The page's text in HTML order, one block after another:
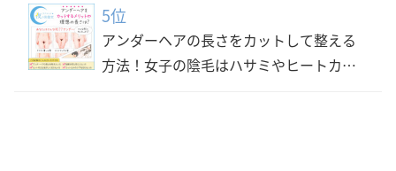
5位
アンダーヘアの長さをカットして整える
方法！女子の陰毛はハサミやヒートカッ